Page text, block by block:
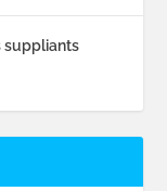
suppliants